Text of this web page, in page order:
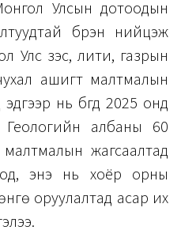
Улсын дотоодын
бүрэн нийцэж
Улс зэс, лити, газрын
ашигт малтмалын
нь бүгд 2025 онд
албаны 60
жагсаалтад
энэ нь хоёр орны
оруулалтад асар их